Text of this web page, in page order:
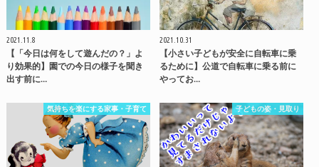
2021.11.8
【「今日は何をして遊んだの？」よ
り効果的】園での今日の様子を聞き
出す前に…
2021.10.31
【小さい子どもが安全に自転車に乗
るために】公道で自転車に乗る前に
やってお…
気持ちを楽にする家事・子育て 子どもの姿・見取り